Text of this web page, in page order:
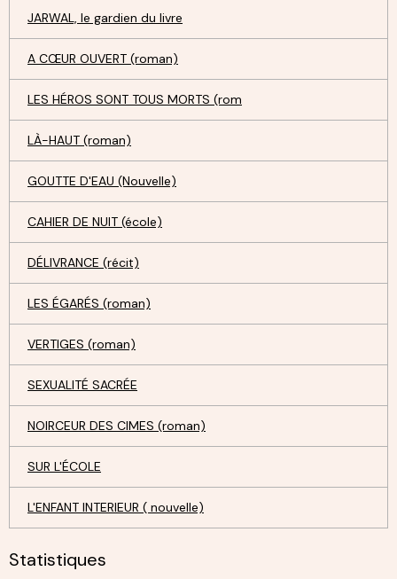
JARWAL, le gardien du livre
A CŒUR OUVERT (roman)
LES HÉROS SONT TOUS MORTS (rom
LÀ-HAUT (roman)
GOUTTE D'EAU (Nouvelle)
CAHIER DE NUIT (école)
DÉLIVRANCE (récit)
LES ÉGARÉS (roman)
VERTIGES (roman)
SEXUALITÉ SACRÉE
NOIRCEUR DES CIMES (roman)
SUR L'ÉCOLE
L'ENFANT INTERIEUR ( nouvelle)
Statistiques